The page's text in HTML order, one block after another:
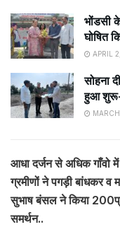
भोंडसी
घोषित
APRIL
सोहना
हुआ
आधा दर्जन से अधिक गाँवो
ग्रमीणों ने पगड़ी बांधकर व
सुभाष बंसल ने किया
समर्थन..